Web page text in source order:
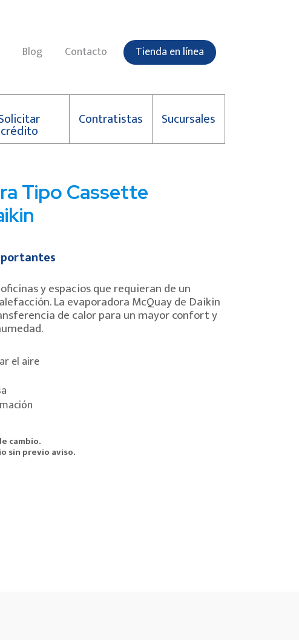
Blog Contacto Tienda en línea
crédito
Contratistas Sucursales
Tipo Cassette
y espacios que requieran de un
La evaporadora McQuay de Daikin
de calor para un mayor confort y
el aire
cambio.
sin previo aviso.